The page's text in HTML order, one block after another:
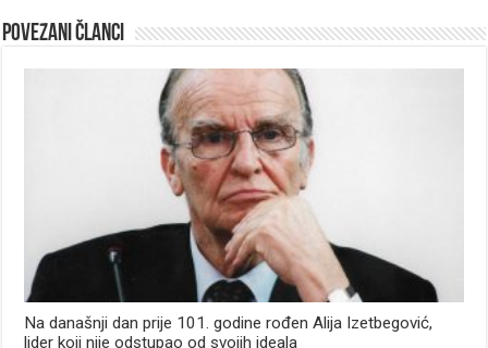
Povezani članci
Na današnji dan prije 101. godine rođen Alija Izetbegović,
lider koji nije odstupao od svojih ideala